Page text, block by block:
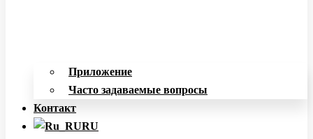
Приложение
Часто задаваемые вопросы
Контакт
RU